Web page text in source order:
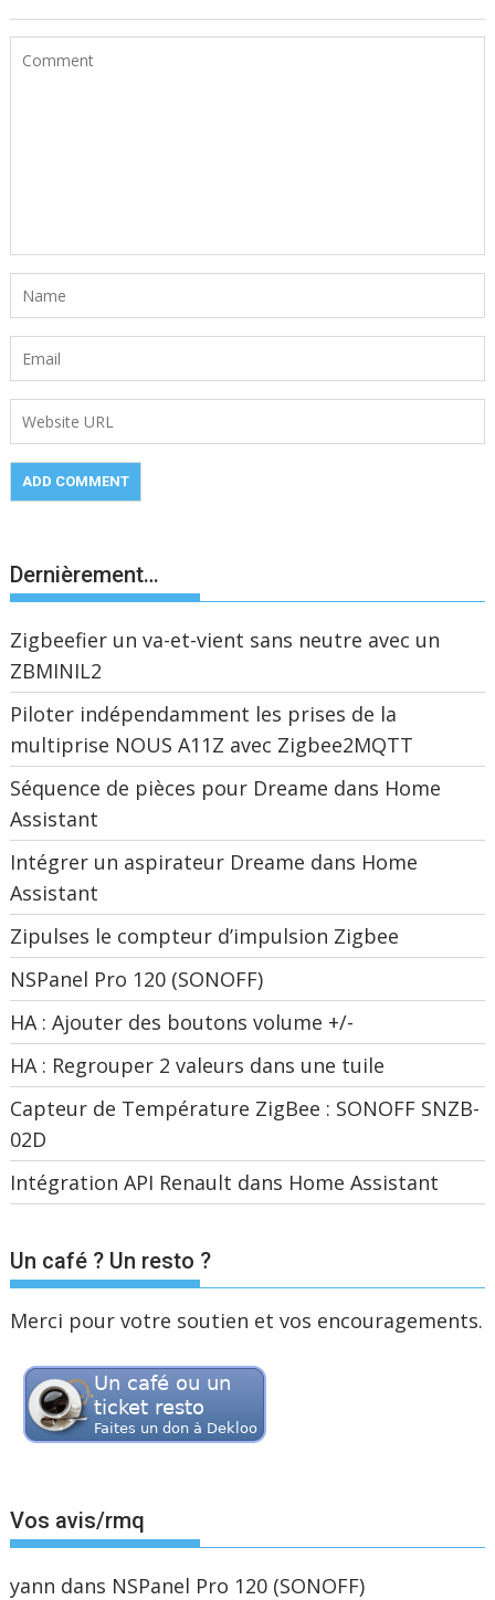
Dernièrement…
Zigbeefier un va-et-vient sans neutre avec un
ZBMINIL2
Piloter indépendamment les prises de la
multiprise NOUS A11Z avec Zigbee2MQTT
Séquence de pièces pour Dreame dans Home
Assistant
Intégrer un aspirateur Dreame dans Home
Assistant
Zipulses le compteur d’impulsion Zigbee
NSPanel Pro 120 (SONOFF)
HA : Ajouter des boutons volume +/-
HA : Regrouper 2 valeurs dans une tuile
Capteur de Température ZigBee : SONOFF SNZB-
02D
Intégration API Renault dans Home Assistant
Un café ? Un resto ?
Merci pour votre soutien et vos encouragements.
Vos avis/rmq
yann dans NSPanel Pro 120 (SONOFF)